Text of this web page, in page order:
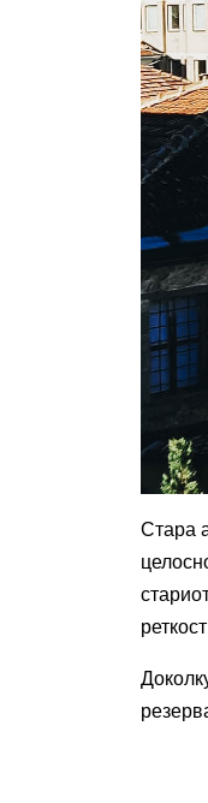
Стара